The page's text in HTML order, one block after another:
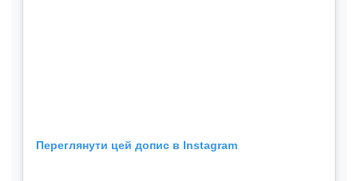
Переглянути цей допис в Instagram